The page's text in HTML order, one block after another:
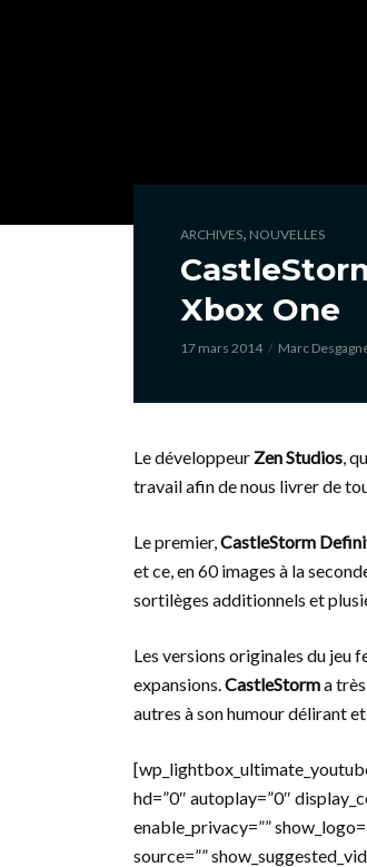
ARCHIVES, NOUVELLES
Xbox One
17 mars 2014 Marc
Le développeurZen Studios,
travail afin de nous livrer de
Le premier,CastleStorm
et ce, en 60 images à la
sortilèges additionnels et
Les versions originales du jeu
expansions.CastleStorma
autres à son humour délirant
hd=”0″ autoplay=”0″
enable_privacy=””
source=””